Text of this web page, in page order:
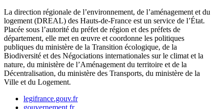
La direction régionale de l’environnement, de l’aménagement et du
logement (DREAL) des Hauts-de-France est un service de l’État.
Placée sous l’autorité du préfet de région et des préfets de
département, elle met en œuvre et coordonne les politiques
publiques du ministère de la Transition écologique, de la
Biodiversité et des Négociations internationales sur le climat et la
nature, du ministère de l’Aménagement du territoire et de la
Décentralisation, du ministère des Transports, du ministère de la
Ville et du Logement.
legifrance.gouv.fr
gouvernement.fr